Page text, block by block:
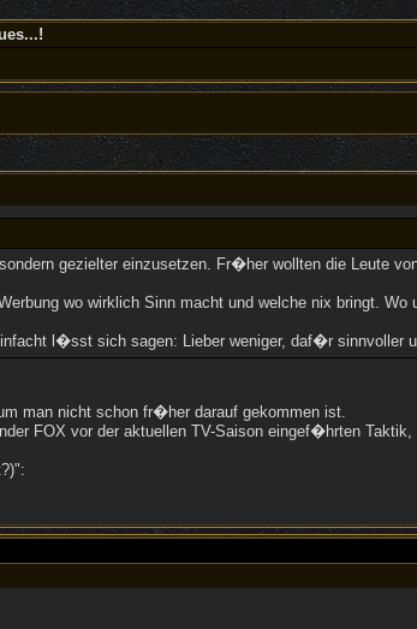
gezielter einzusetzen. Fr�her wollten die
wo wirklich Sinn macht und welche nix bringt.
l�sst sich sagen: Lieber weniger, daf�r
man nicht schon fr�her darauf gekommen ist.
FOX vor der aktuellen TV-Saison eingef�hrten